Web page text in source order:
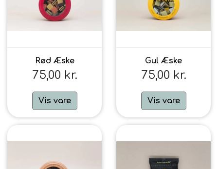
Rød Æske
75,00 kr.
Vis vare
Gul Æske
75,00 kr.
Vis vare